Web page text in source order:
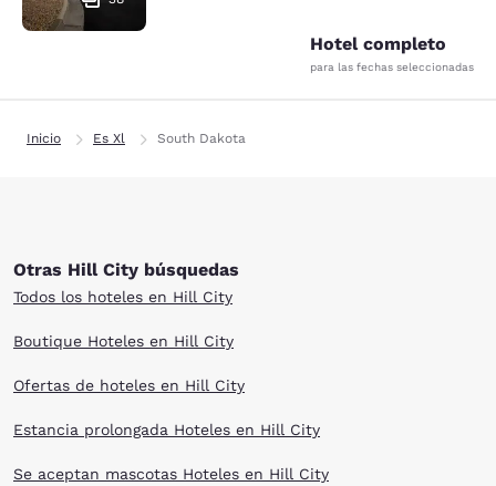
Hotel completo
para las fechas seleccionadas
Inicio Es Xl South Dakota
Otras Hill City búsquedas
Todos los hoteles en Hill City
Boutique Hoteles en Hill City
Ofertas de hoteles en Hill City
Estancia prolongada Hoteles en Hill City
Se aceptan mascotas Hoteles en Hill City